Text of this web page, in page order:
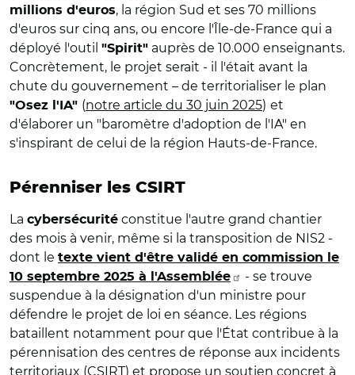
millions d'euros, la région Sud et ses 70 millions
d'euros sur cinq ans, ou encore l'Île-de-France qui a
déployé l'outil "Spirit" auprès de 10.000 enseignants.
Concrètement, le projet serait - il l'était avant la
chute du gouvernement – de territorialiser le plan
"Osez l'IA" (notre article du 30 juin 2025) et
d'élaborer un "baromètre d'adoption de l'IA" en
s'inspirant de celui de la région Hauts-de-France.
Pérenniser les CSIRT
La cybersécurité constitue l'autre grand chantier
des mois à venir, même si la transposition de NIS2 -
dont le texte vient d'être validé en commission le
10 septembre 2025 à l'Assemblée
- se trouve
suspendue à la désignation d'un ministre pour
défendre le projet de loi en séance. Les régions
bataillent notamment pour que l'État contribue à la
pérennisation des centres de réponse aux incidents
territoriaux (CSIRT) et propose un soutien concret à